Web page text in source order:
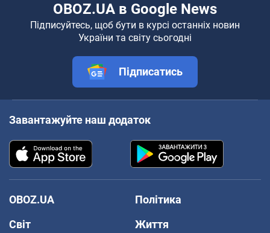
OBOZ.UA в Google News
Підписуйтесь, щоб бути в курсі останніх новин
України та світу сьогодні
Підписатись
Завантажуйте наш додаток
OBOZ.UA
Політика
Світ
Життя